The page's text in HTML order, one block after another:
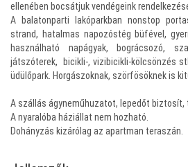
ellenében bocsátjuk vendégeink
A balatonparti lakóparkban nonstop
strand, hatalmas napozóstég büfével,
használható napágyak, bográcsozó,
játszóterek, bicikli-, vizibicikli-kölcsönzés
üdülőpark. Horgászoknak, szörfösöknek is
A szállás ágyneműhuzatot, lepedőt biztosít,
A nyaralóba háziállat nem hozható.
Dohányzás kizárólag az apartman teraszán.